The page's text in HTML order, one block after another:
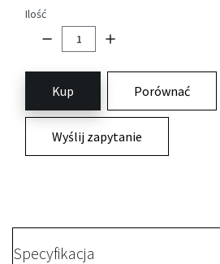
Ilość
Kup Porównać
Wyślij zapytanie
Specyfikacja